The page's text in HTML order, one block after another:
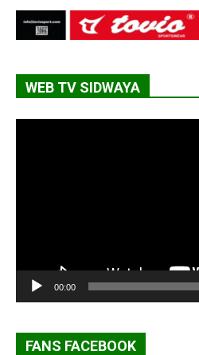
WEB TV SIDWAYA
00:00
FANS FACEBOOK